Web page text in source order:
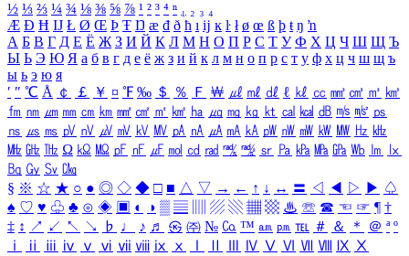
½ ⅓ ⅔ ¼ ¾ ⅛ ⅜ ⅝ ⅞ ¹ ² ³ ⁴ ⁿ ₁ ₂ ₃ ₄
Æ Ð Ħ Ĳ Ł Ø Œ Þ Ŧ Ŋ æ đ ð ħ ı ĳ ĸ ŀ ł ø œ ß þ ŧ ŋ ŉ
А Б В Г Д Е Ё Ж З И Й К Л М Н О П Р С Т У Ф Х Ц Ч Ш Щ Ъ
Ы Ь Э Ю Я а б в г д е ё ж з и й к л м н о п р с т у ф х ц ч ш щ ъ
ы ь э ю я
′ ″ ℃ Å ￠ ￡ ￥ ¤ ℉ ‰ ＄ ％ Ｆ ￦ ㎕ ㎖ ㎗ ℓ ㎘ ㏄ ㎣ ㎤ ㎥ ㎦
㎙ ㎚ ㎛ ㎜ ㎝ ㎞ ㎟ ㎠ ㎡ ㎢ ㏊ ㎍ ㎎ ㎏ ㏏ ㎈ ㎉ ㏈ ㎧ ㎨ ㎰
㎱ ㎲ ㎳ ㎴ ㎵ ㎶ ㎷ ㎸ ㎹ ㎀ ㎁ ㎂ ㎃ ㎄ ㎺ ㎻ ㎽ ㎾ ㎿ ㎐ ㎑
㎒ ㎓ ㎔ Ω ㏀ ㏁ ㎊ ㎋ ㎌ ㏖ ㏅ ㎭ ㎮ ㎯ ㏛ ㎩ ㎪ ㎫ ㎬ ㏝ ㏐
㏓
㏃ ㏉ ㏜ ㏆
§ ※ ☆ ★ ○ ● ◎ ◇ ◆ □ ■ △ ▽ → ← ↑ ↓ ↔ 〓 ◁ ◀ ▷ ▶ ♤
♠ ♡ ♥ ♧ ♣ ⊙ ◈ ▣ ◐ ◑ ▒ ▤ ▨ ▧ ▦ ▩ ♨ ☏ ☎ ☜ ☞ ¶ †
‡ ↕ ↗ ↙ ↖ ↘ ♭ ♩ ♪ ♬ ㉿ ㈜ № ㏇ ™ ㏂ ㏘ ℡ ＃ ＆ ＊ ＠ ª º
ⅰ
ⅱ ⅲ ⅳ ⅴ ⅵ ⅶ ⅷ ⅸ ⅹ Ⅳ Ⅴ Ⅵ Ⅶ Ⅷ Ⅸ Ⅹ